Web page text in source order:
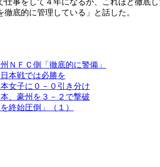
事をして４年になるが、これほど徹底
底的に管理している」と話した。
ＮＦＣ側「徹底的に警備」
本戦では必勝を
女子に０－０引き分け
、豪州を３－２で撃破
終始圧倒」（１）